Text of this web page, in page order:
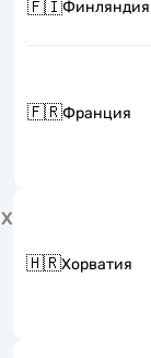
🇫🇮Финляндия
🇫🇷Франция
Х
🇭🇷Хорватия